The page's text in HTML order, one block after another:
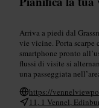
Arriva a piedi dal
vie vicine. Porta scarpe
smartphone pronto
flussi di visite si
una passeggiata
https://
11, 1 Vennel,